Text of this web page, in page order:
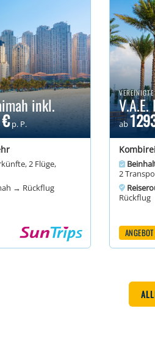
inkl.
p. P.
2 Flüge,
→ Rückflug
ab
2
Rückflug